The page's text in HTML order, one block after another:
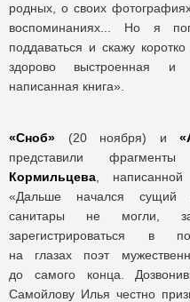
родных, о своих
воспоминаниях... Но я
поддаваться и скажу
здорово выстроенная
написанная книга».
«Сноб» (20 ноября) и
представили
Кормильцева , написанной
«Дальше начался сущий
санитары не могли,
зарегистрироваться в
на глазах поэт
до самого конца.
Самойлову Илья честно